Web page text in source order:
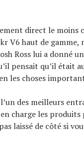
direct le moins
V6 haut de gamme,
Ross lui a donné
pensait qu’il était
les choses
des meilleurs
charge les produits
laissé de côté si